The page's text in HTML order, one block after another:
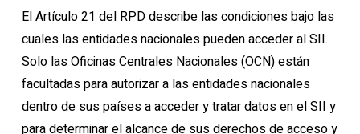
El Artículo 21 del RPD describe las condiciones bajo las
cuales las entidades nacionales pueden acceder al SII.
Solo las Oficinas Centrales Nacionales (OCN) están
facultadas para autorizar a las entidades nacionales
dentro de sus países a acceder y tratar datos en el SII y
para determinar el alcance de sus derechos de acceso y